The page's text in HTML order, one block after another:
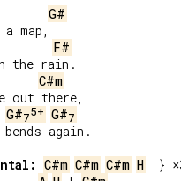
G#
F#
C#m
out there,
G#75+ G#7
again.
C#m C#m C#m H